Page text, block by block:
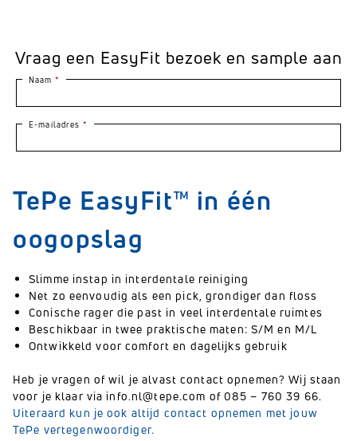
TePe EasyFit™ in één
oogopslag
Slimme instap in interdentale reiniging
Net zo eenvoudig als een pick, grondiger dan floss
Conische rager die past in veel interdentale ruimtes
Beschikbaar in twee praktische maten: S/M en M/L
Ontwikkeld voor comfort en dagelijks gebruik
Heb je vragen of wil je alvast contact opnemen? Wij staan
voor je klaar via info.nl@tepe.com of 085 – 760 39 66.
Uiteraard kun je ook altijd contact opnemen met jouw
TePe vertegenwoordiger.